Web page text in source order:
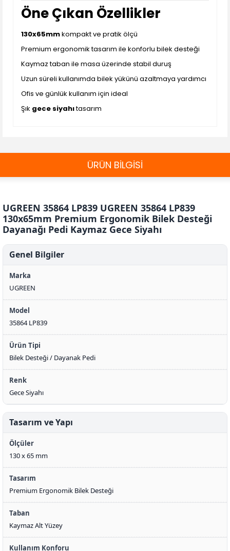
Öne Çıkan Özellikler
130x65mmkompakt ve pratik ölçü
Premium ergonomik tasarım ile konforlu bilek desteği
Kaymaz taban ile masa üzerinde stabil duruş
Uzun süreli kullanımda bilek yükünü azaltmaya yardımcı
Ofis ve günlük kullanım için ideal
Şık gece siyahıtasarım
ÜRÜN BİLGİSİ
UGREEN 35864 LP839 UGREEN 35864 LP839
130x65mm Premium Ergonomik Bilek Desteği
Dayanağı Pedi Kaymaz Gece Siyahı
Genel Bilgiler
Marka
UGREEN
Model
35864 LP839
Ürün Tipi
Bilek Desteği / Dayanak Pedi
Renk
Gece Siyahı
Tasarım ve Yapı
Ölçüler
130 x 65 mm
Tasarım
Premium Ergonomik Bilek Desteği
Taban
Kaymaz Alt Yüzey
Kullanım Konforu